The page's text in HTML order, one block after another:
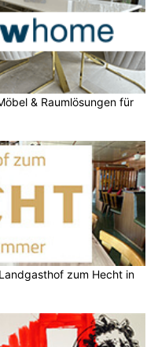
& Raumlösungen für
zum Hecht in